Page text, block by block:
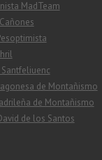
MadTeam
de Montañismo
de Montañismo
de los Santos